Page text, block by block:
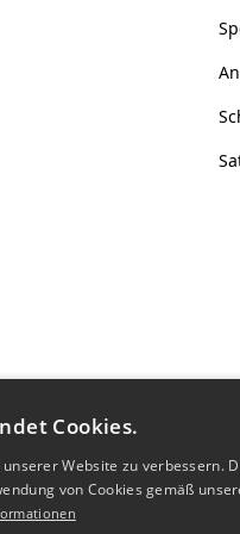
Cookies.
Website zu verbessern.
von Cookies gemäß